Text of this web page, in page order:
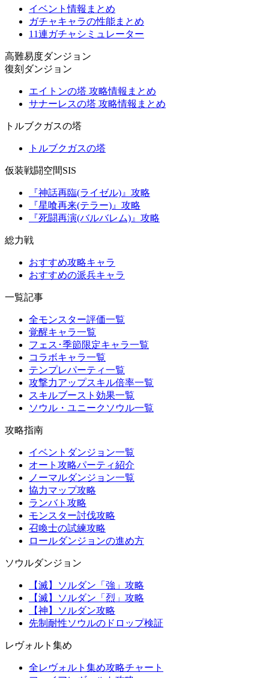
イベント情報まとめ
ガチャキャラの性能まとめ
11連ガチャシミュレーター
高難易度ダンジョン
復刻ダンジョン
エイトンの塔 攻略情報まとめ
サナーレスの塔 攻略情報まとめ
トルブクガスの塔
トルブクガスの塔
仮装戦闘空間SIS
『神話再臨(ライゼル)』攻略
『星喰再来(テラー)』攻略
『死闘再演(バルバレム)』攻略
総力戦
おすすめ攻略キャラ
おすすめの派兵キャラ
一覧記事
全モンスター評価一覧
覚醒キャラ一覧
フェス･季節限定キャラ一覧
コラボキャラ一覧
テンプレパーティ一覧
攻撃力アップスキル倍率一覧
スキルブースト効果一覧
ソウル・ユニークソウル一覧
攻略指南
イベントダンジョン一覧
オート攻略パーティ紹介
ノーマルダンジョン一覧
協力マップ攻略
ランバト攻略
モンスター討伐攻略
召喚士の試練攻略
ロールダンジョンの進め方
ソウルダンジョン
【滅】ソルダン「強」攻略
【滅】ソルダン「烈」攻略
【神】ソルダン攻略
先制耐性ソウルのドロップ検証
レヴォルト集め
全レヴォルト集め攻略チャート